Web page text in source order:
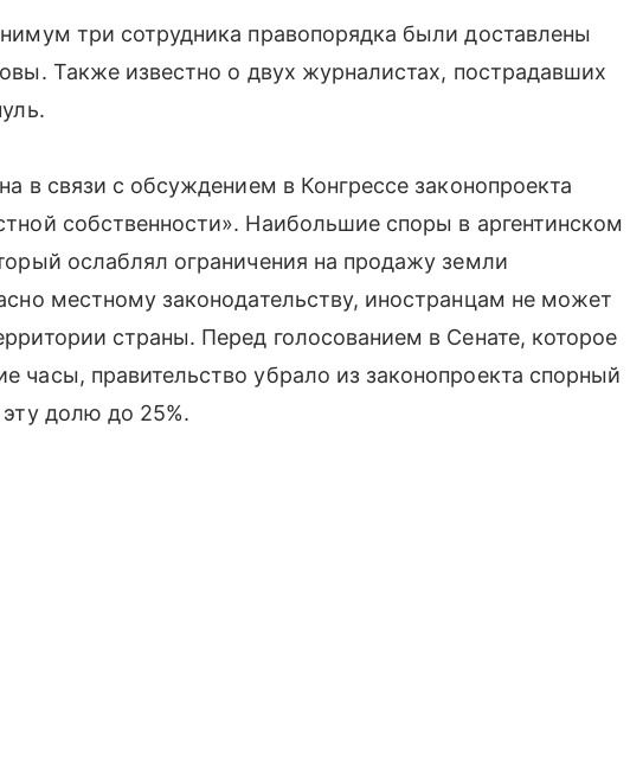
три сотрудника правопорядка были доставлены
Также известно о двух журналистах, пострадавших
в связи с обсуждением в Конгрессе законопроекта
собственности». Наибольшие споры в аргентинском
ослаблял ограничения на продажу земли
местному законодательству, иностранцам не может
страны. Перед голосованием в Сенате, которое
часы, правительство убрало из законопроекта спорный
долю до 25%.